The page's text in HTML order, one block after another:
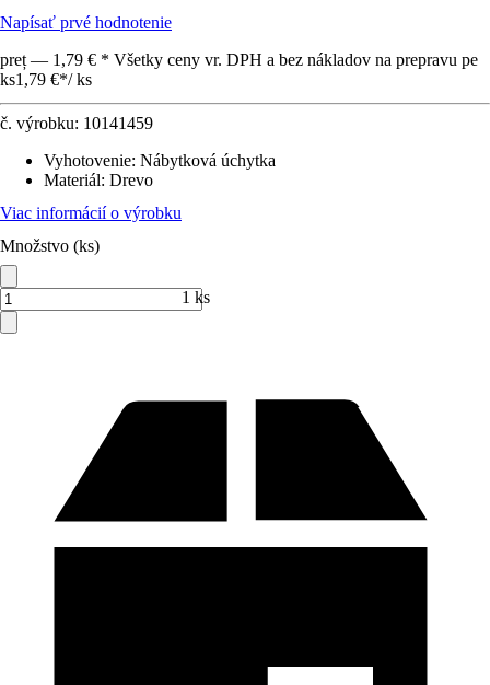
Napísať prvé hodnotenie
preț — 1,79 € * Všetky ceny vr. DPH a bez nákladov na prepravu pe
ks1,79 €*/ ks
č. výrobku: 10141459
Vyhotovenie: Nábytková úchytka
Materiál: Drevo
Viac informácií o výrobku
Množstvo (ks)
1 ks